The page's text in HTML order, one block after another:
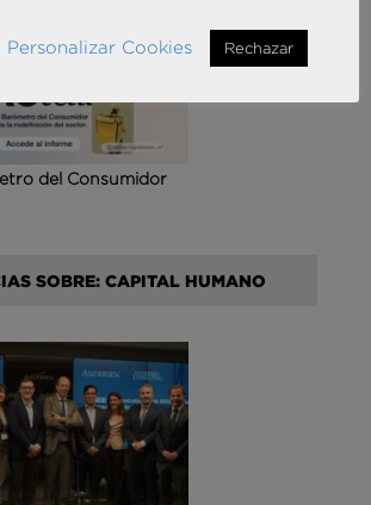
del Consumidor
SOBRE: CAPITAL HUMANO
Personalizar Cookies Rechazar